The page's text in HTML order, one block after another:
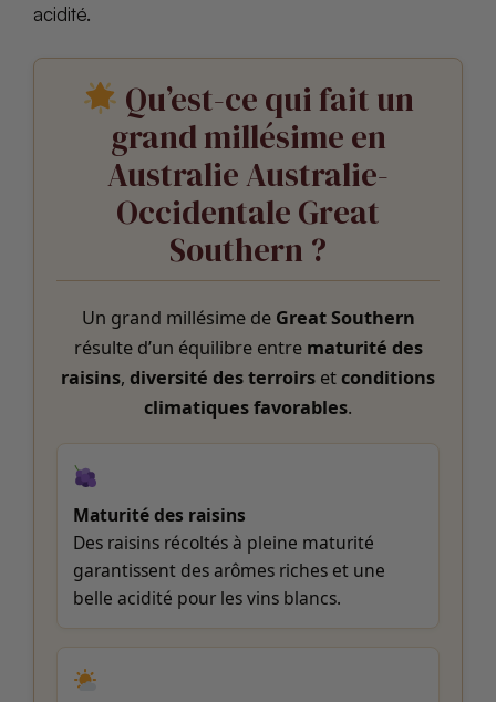
acidité.
Qu’est-ce qui fait un
grand millésime en
Australie Australie-
Occidentale Great
Southern ?
Un grand millésime de Great Southern
résulte d’un équilibre entre maturité des
raisins, diversité des terroirs etconditions
climatiques favorables.
Maturité des raisins
Des raisins récoltés à pleine maturité
garantissent des arômes riches et une
belle acidité pour les vins blancs.